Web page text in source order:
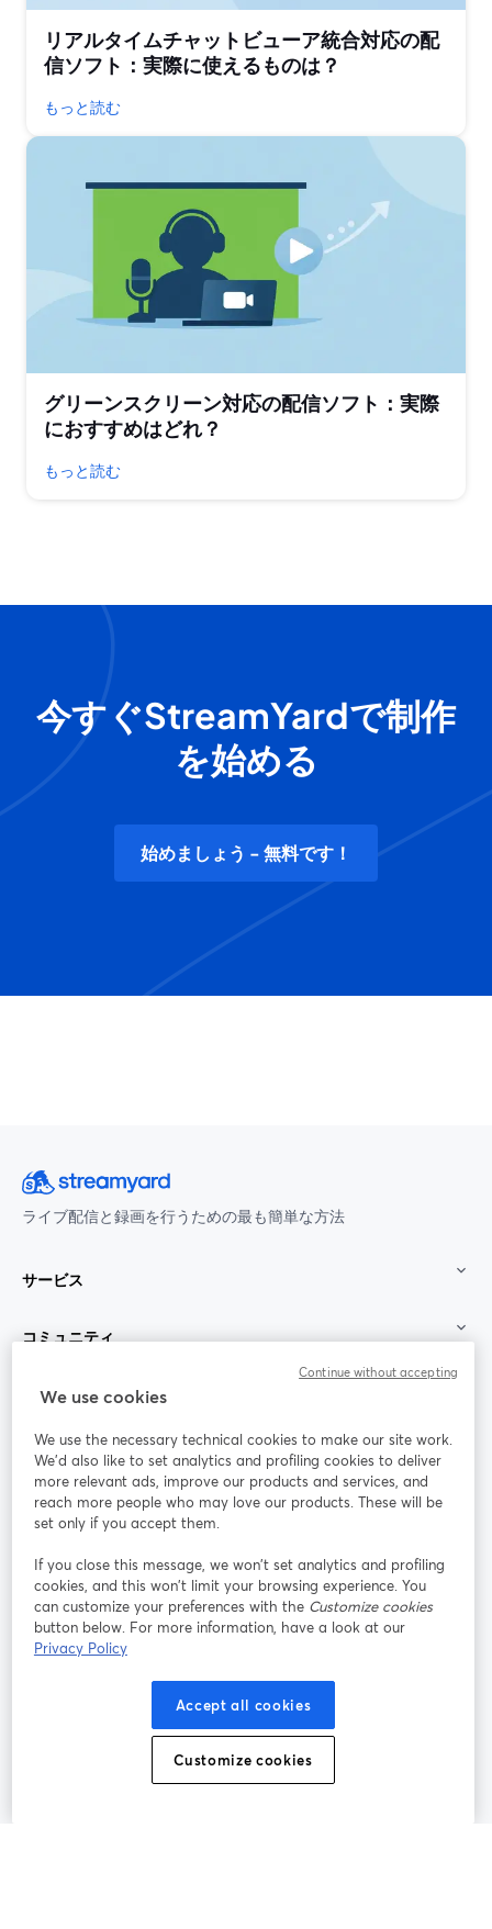
リアルタイムチャットビューア統合対応の配
信ソフト：実際に使えるものは？
もっと読む
グリーンスクリーン対応の配信ソフト：実際
におすすめはどれ？
もっと読む
今すぐStreamYardで制作
を始める
始めましょう - 無料です！
ライブ配信と録画を行うための最も簡単な方法
サービス
コミュニティ
StreamYard：
参加する
ライ
ンセ
ミナ
ー
Facebook
新しいタブで開く(Twitter)
YouTube
Instagram
新しいタブで開く
LinkedIn
新しいタブで開く
新しいタブで開く
プラットフォーム利用規約
個人情報保護方針 クッキーポリシー
We use cookies
We use the necessary technical cookies to make our site work.
We'd also like to set analytics and profiling cookies to deliver
more relevant ads, improve our products and services, and
reach more people who may love our products. These will be
set only if you accept them.
If you close this message, we won’t set analytics and profiling
cookies, and this won’t limit your browsing experience. You
can customize your preferences with the Customize cookies
button below. For more information, have a look at our
Privacy Policy
Accept all cookies
Customize cookies
Continue without accepting